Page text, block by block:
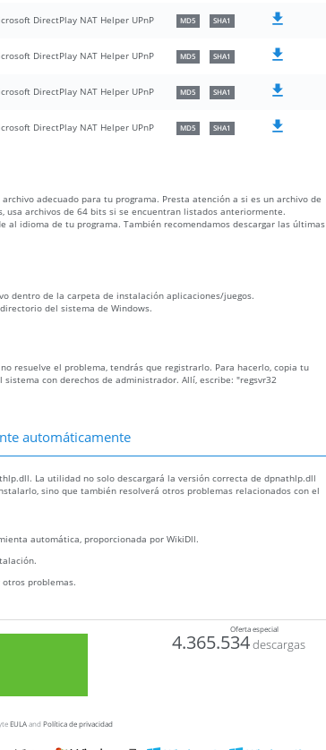
DirectPlay NAT Helper UPnP MD5 SHA1
DirectPlay NAT Helper UPnP MD5 SHA1
DirectPlay NAT Helper UPnP MD5 SHA1
DirectPlay NAT Helper UPnP MD5 SHA1
adecuado para tu programa. Presta atención a si es un archivo de
usa archivos de 64 bits si se encuentran listados anteriormente.
al idioma de tu programa. También recomendamos descargar las últimas
dentro de la carpeta de instalación aplicaciones/juegos.
del sistema de Windows.
resuelve el problema, tendrás que registrarlo. Para hacerlo, copia tu
con derechos de administrador. Allí, escribe: "regsvr32
automáticamente
La utilidad no solo descargará la versión correcta de dpnathlp.dll
sino que también resolverá otros problemas relacionados con el
automática, proporcionada por WikiDll.
problemas.
Oferta especial
4.365.534descargas
EULAandPolítica de privacidad